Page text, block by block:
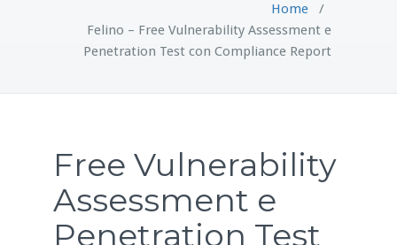
Home/
Felino – Free Vulnerability Assessment e
Penetration Test con Compliance Report
Free Vulnerability
Assessment e
Penetration Test